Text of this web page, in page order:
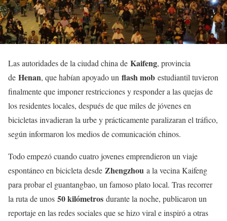
Las autoridades de la ciudad china de Kaifeng, provincia
de Henan, que habían apoyado un flash mob estudiantil tuvieron
finalmente que imponer restricciones y responder a las quejas de
los residentes locales, después de que miles de jóvenes en
bicicletas invadieran la urbe y prácticamente paralizaran el tráfico,
según informaron los medios de comunicación chinos.
Todo empezó cuando cuatro jovenes emprendieron un viaje
espontáneo en bicicleta desde Zhengzhou a la vecina Kaifeng
para probar el guantangbao, un famoso plato local. Tras recorrer
la ruta de unos 50 kilómetros durante la noche, publicaron un
reportaje en las redes sociales que se hizo viral e inspiró a otras